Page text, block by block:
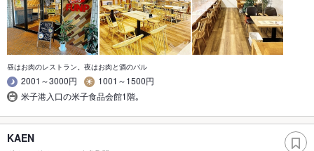
昼はお肉のレストラン。夜はお肉と酒のバル
2001～3000円
1001～1500円
米子港入口の米子食品会館1階｡
KAEN